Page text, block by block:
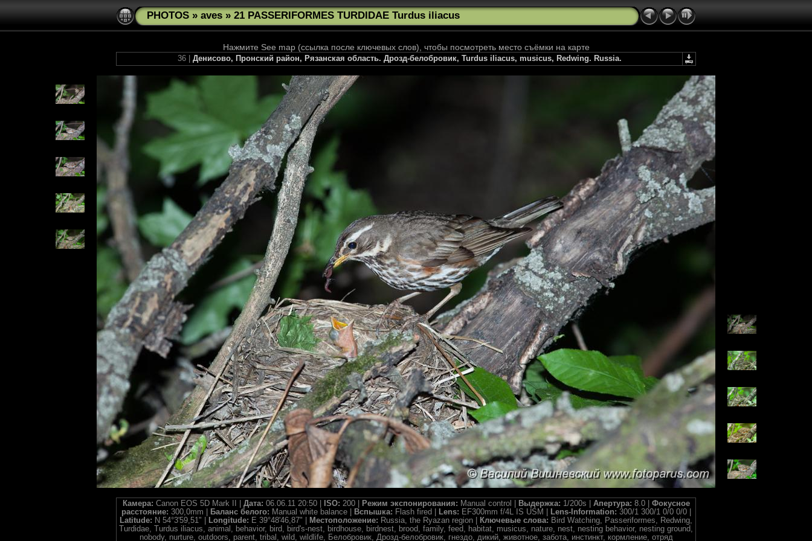
PHOTOS » aves » 21 PASSERIFORMES TURDIDAE Turdus iliacus
Нажмите See map (ссылка после ключевых слов), чтобы посмотреть место съёмки на карте
36 | Денисово, Пронский район, Рязанская область. Дрозд-белобровик, Turdus iliacus, musicus, Redwing. Russia.
Камера: Canon EOS 5D Mark II | Дата: 06.06.11 20:50 | ISO: 200 | Режим экспонирования: Manual control | Выдержка: 1/200s | Апертура: 8.0 | Фокусное
расстояние: 300,0mm | Баланс белого: Manual white balance | Вспышка: Flash fired | Lens: EF300mm f/4L IS USM | Lens-Information: 300/1 300/1 0/0 0/0 |
Latitude: N 54°3'59,51" | Longitude: E 39°48'46,87" | Местоположение: Russia, the Ryazan region | Ключевые слова: Bird Watching, Passeriformes, Redwing,
Turdidae, Turdus iliacus, animal, behavior, bird, bird's-nest, birdhouse, birdnest, brood, family, feed, habitat, musicus, nature, nest, nesting behavior, nesting ground,
nobody, nurture, outdoors, parent, tribal, wild, wildlife, Белобровик, Дрозд-белобровик, гнездо, дикий, животное, забота, инстинкт, кормление, отряд